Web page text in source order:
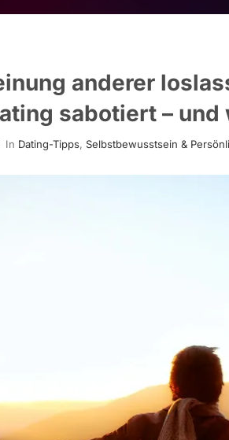
anderer
sabotiert –
In Dating-Tipps, Selbstbewusstsein &